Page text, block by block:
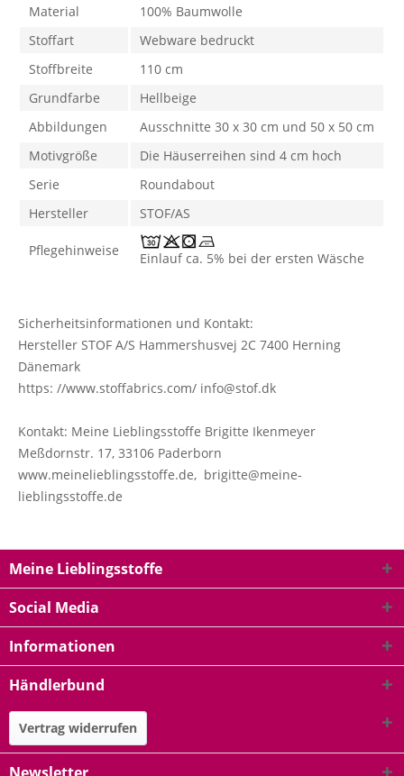
Material
100% Baumwolle
Stoffart
Webware bedruckt
Stoffbreite
110 cm
Grundfarbe
Hellbeige
Abbildungen
Ausschnitte 30 x 30 cm und 50 x 50 cm
Motivgröße
Die Häuserreihen sind 4 cm hoch
Serie
Roundabout
Hersteller
STOF/AS
Pflegehinweise Einlauf ca. 5% bei der ersten Wäsche
Sicherheitsinformationen und Kontakt:
Hersteller STOF A/S Hammershusvej 2C 7400 Herning
Dänemark
https: //www.stoffabrics.com/ info@stof.dk
Kontakt: Meine Lieblingsstoffe Brigitte Ikenmeyer
Meßdornstr. 17, 33106 Paderborn
www.meinelieblingsstoffe.de, brigitte@meine-
lieblingsstoffe.de
Meine Lieblingsstoffe
Social Media
Informationen
Händlerbund
Vertrag widerrufen